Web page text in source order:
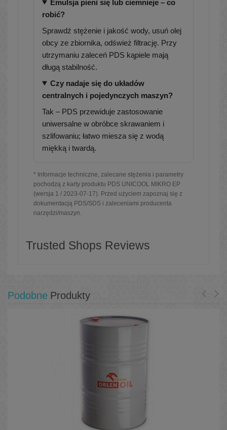
Emulsja pieni się lub ciemnieje – co
robić?
Sprawdź stężenie i jakość wody, usuń olej
obcy ze zbiornika, odśwież filtrację. Przy
utrzymaniu zaleceń PDS kąpiele mają
długą stabilność.
Czy nadaje się do układów
centralnych i pojedynczych maszyn?
Tak – PDS przewiduje zastosowanie
uniwersalne w obróbce skrawaniem i
szlifowaniu; łatwo miesza się z wodą
miękką i twardą.
* Informacje techniczne, zalecane stężenia i parametry
pochodzą z karty produktu PDS UNICOOL MIKRO EP
(wersja 1 / 2023-07-17). Przed użyciem zapoznaj się z
dokumentacją PDS/SDS i zaleceniami producenta
narzędzi/maszyn.
Trusted Shops Reviews
Podobne Produkty